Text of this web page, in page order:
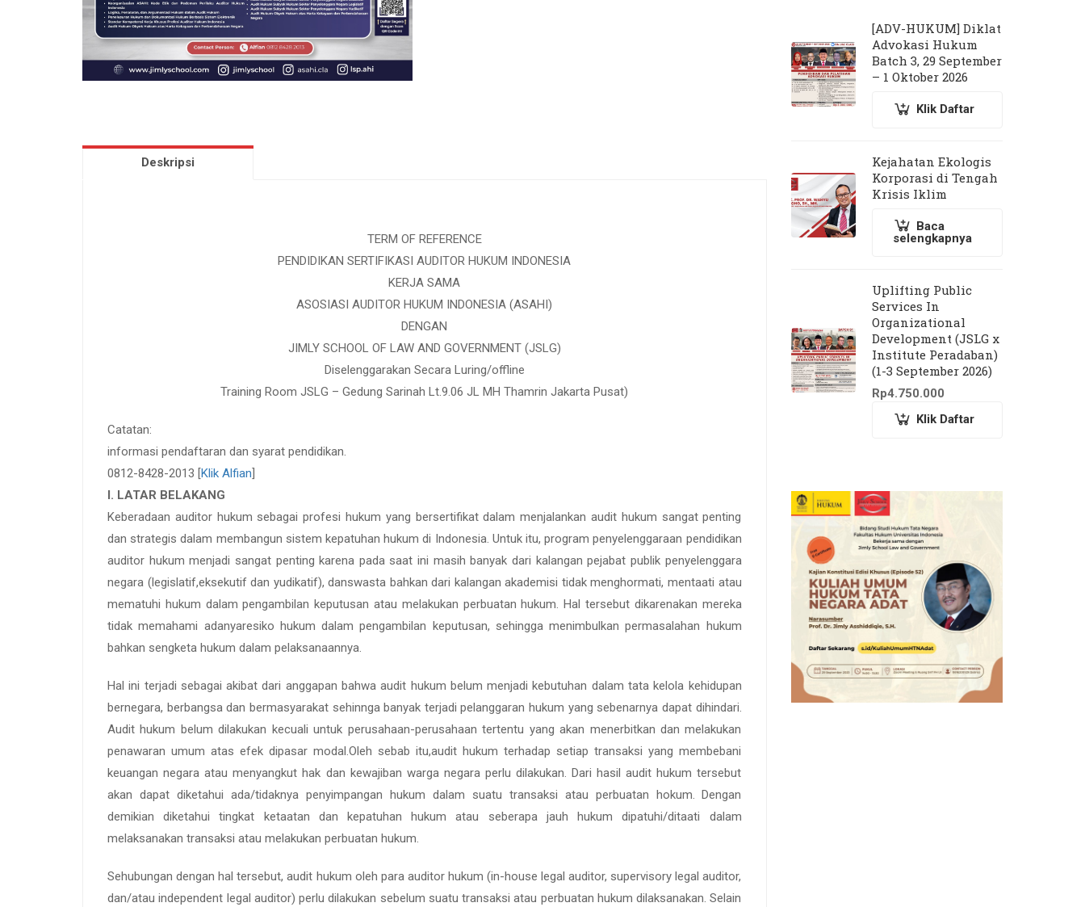
Deskripsi
TERM OF REFERENCE
PENDIDIKAN SERTIFIKASI AUDITOR HUKUM INDONESIA
KERJA SAMA
ASOSIASI AUDITOR HUKUM INDONESIA (ASAHI)
DENGAN
JIMLY SCHOOL OF LAW AND GOVERNMENT (JSLG)
Diselenggarakan Secara Luring/offline
Training Room JSLG – Gedung Sarinah Lt.9.06 JL MH Thamrin Jakarta Pusat)
Catatan:
informasi pendaftaran dan syarat pendidikan.
0812-8428-2013 [
Klik Alfian
I. LATAR BELAKANG
Keberadaan auditor hukum sebagai profesi hukum yang bersertifikat dalam menjalankan audit hukum sangat penting
dan strategis dalam membangun sistem kepatuhan hukum di Indonesia. Untuk itu, program penyelenggaraan pendidikan
auditor hukum menjadi sangat penting karena pada saat ini masih banyak dari kalangan pejabat publik penyelenggara
negara (legislatif,eksekutif dan yudikatif), danswasta bahkan dari kalangan akademisi tidak menghormati, mentaati atau
mematuhi hukum dalam pengambilan keputusan atau melakukan perbuatan hukum. Hal tersebut dikarenakan mereka
tidak memahami adanyaresiko hukum dalam pengambilan keputusan, sehingga menimbulkan permasalahan hukum
bahkan sengketa hukum dalam pelaksanaannya.
Hal ini terjadi sebagai akibat dari anggapan bahwa audit hukum belum menjadi kebutuhan dalam tata kelola kehidupan
bernegara, berbangsa dan bermasyarakat sehinnga banyak terjadi pelanggaran hukum yang sebenarnya dapat dihindari.
Audit hukum belum dilakukan kecuali untuk perusahaan-perusahaan tertentu yang akan menerbitkan dan melakukan
penawaran umum atas efek dipasar modal.Oleh sebab itu,audit hukum terhadap setiap transaksi yang membebani
keuangan negara atau menyangkut hak dan kewajiban warga negara perlu dilakukan. Dari hasil audit hukum tersebut
akan dapat diketahui ada/tidaknya penyimpangan hukum dalam suatu transaksi atau perbuatan hokum. Dengan
demikian diketahui tingkat ketaatan dan kepatuhan hukum atau seberapa jauh hukum dipatuhi/ditaati dalam
melaksanakan transaksi atau melakukan perbuatan hukum.
Sehubungan dengan hal tersebut, audit hukum oleh para auditor hukum (in-house legal auditor, supervisory legal auditor,
dan/atau independent legal auditor) perlu dilakukan sebelum suatu transaksi atau perbuatan hukum dilaksanakan. Selain
[ADV-HUKUM] Diklat
Advokasi Hukum
Batch 3, 29 September
– 1 Oktober 2026
Klik Daftar
Kejahatan Ekologis
Korporasi di Tengah
Krisis Iklim
Baca
selengkapnya
Uplifting Public
Services In
Organizational
Development (JSLG x
Institute Peradaban)
(1-3 September 2026)
Rp4.750.000
Klik Daftar